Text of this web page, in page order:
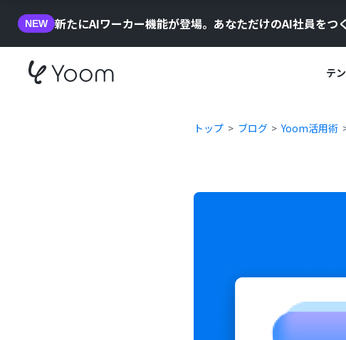
NEW 新たにAIワーカー機能が登場。あなただけのAI社員をつ
テ
トップ ブログ Yoom活用術